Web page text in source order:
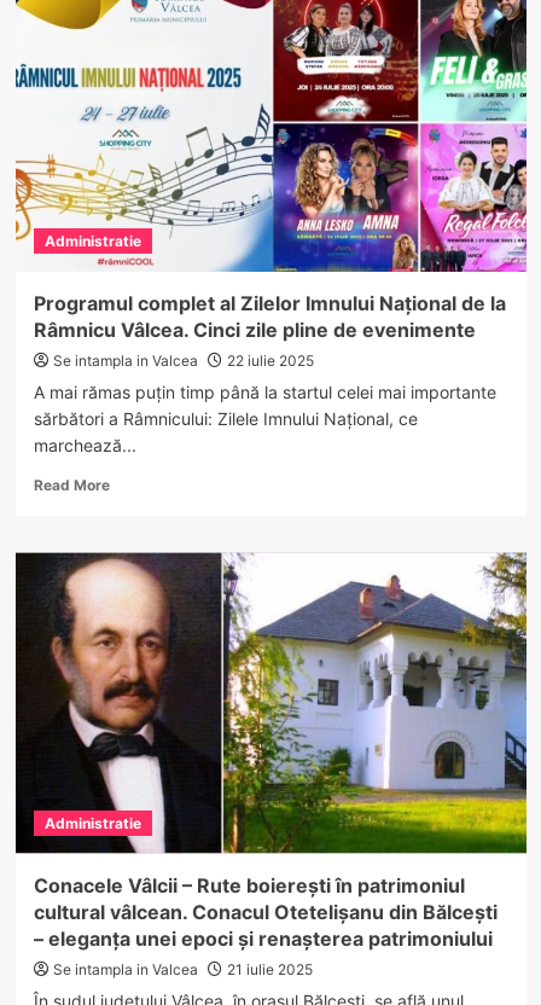
Guvernul
de
proiecte,
875
milioane
euro
Administratie
Programul complet al Zilelor Imnului Național de la
Râmnicu Vâlcea. Cinci zile pline de evenimente
Se intampla in Valcea 22 iulie 2025
A mai rămas puțin timp până la startul celei mai importante
sărbători a Râmnicului: Zilele Imnului Național, ce
marchează...
Read MoreRead
Programul
complet
al
Zilelor
Imnului
Național
de
la
Râmnicu
Vâlcea.
Cinci
zile
pline
Administratie
Conacele Vâlcii – Rute boierești în patrimoniul
cultural vâlcean. Conacul Otetelișanu din Bălcești
– eleganța unei epoci și renașterea patrimoniului
Se intampla in Valcea 21 iulie 2025
În sudul județului Vâlcea, în orașul Bălcești, se află unul